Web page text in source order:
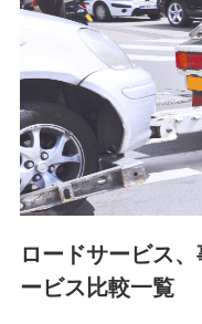
人事･勤怠･健康・労務
退職関連処理等の各
業員同士の連絡のため
8.取引先個人情報
取引先としての選定業
続き業務、取引管理業
のため
9.お問い合わせ情報
各種お問い合わせに対
ロードサービス
ービス比較一覧